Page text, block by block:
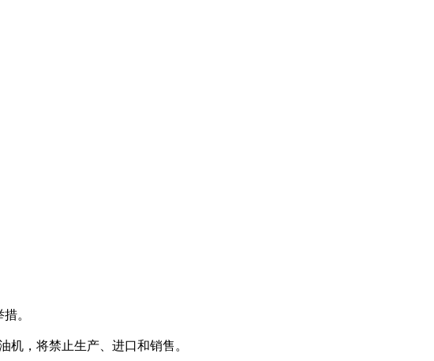
。
，将禁止生产、进口和销售。